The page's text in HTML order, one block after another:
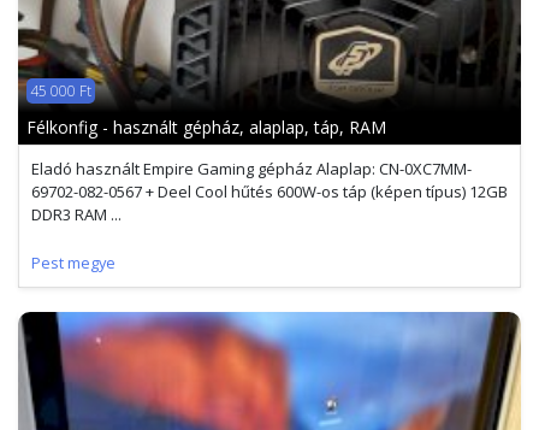
45 000 Ft
Félkonfig - használt gépház, alaplap, táp, RAM
Eladó használt Empire Gaming gépház Alaplap: CN-0XC7MM-
69702-082-0567 + Deel Cool hűtés 600W-os táp (képen típus) 12GB
DDR3 RAM ...
Pest megye